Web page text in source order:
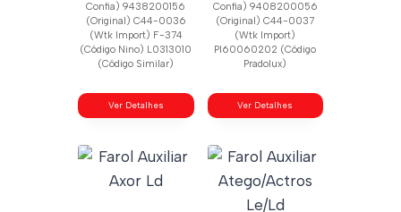
Confia) 9438200156
(Original) C44-0036
(Wtk Import) F-374
(Código Nino) L0313010
(Código Similar)
Ver Detalhes
Confia) 9408200056
(Original) C44-0037
(Wtk Import)
Pl60060202 (Código
Pradolux)
Ver Detalhes